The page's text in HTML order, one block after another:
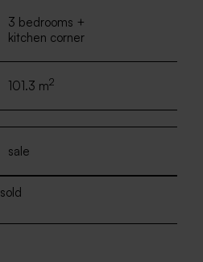
3 bedrooms +
kitchen corner
101.3 m2
sale
sold